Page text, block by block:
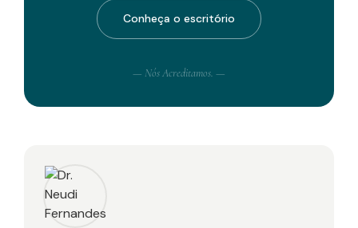
Conheça o escritório
— Nós Acreditamos. —